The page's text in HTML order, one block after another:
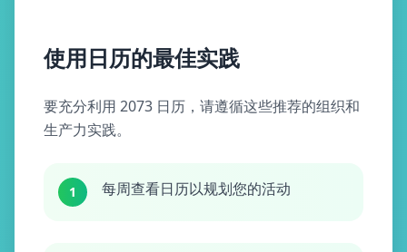
使用日历的最佳实践
要充分利用 2073 日历，请遵循这些推荐的组织和
生产力实践。
1 每周查看日历以规划您的活动